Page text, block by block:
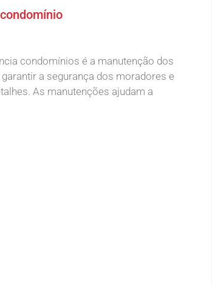
condomínios é a manutenção dos
a segurança dos moradores e
As manutenções ajudam a